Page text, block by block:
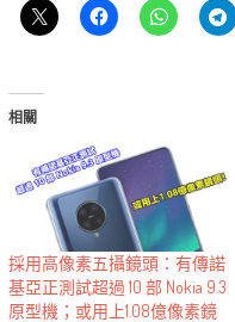
相關
採用高像素五攝鏡頭：有傳諾
基亞正測試超過 10 部 Nokia 9.3
原型機；或用上1.08億像素鏡